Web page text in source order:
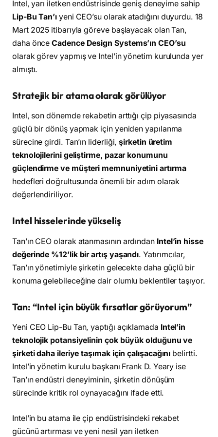
Intel, yarı iletken endüstrisinde geniş deneyime sahip
Lip-Bu Tan’ı yeni CEO’su olarak atadığını duyurdu. 18
Mart 2025 itibarıyla göreve başlayacak olan Tan,
daha önceCadence Design Systems’ın CEO’su
olarak görev yapmış ve Intel’in yönetim kurulunda yer
almıştı.
Stratejik bir atama olarak görülüyor
Intel, son dönemde rekabetin arttığı çip piyasasında
güçlü bir dönüş yapmak için yeniden yapılanma
sürecine girdi. Tan’ın liderliği,şirketin üretim
teknolojilerini geliştirme, pazar konumunu
güçlendirme ve müşteri memnuniyetini artırma
hedefleri doğrultusunda önemli bir adım olarak
değerlendiriliyor.
Intel hisselerinde yükseliş
Tan’ın CEO olarak atanmasının ardından Intel’in hisse
değerinde %12’lik bir artış yaşandı. Yatırımcılar,
Tan’ın yönetimiyle şirketin gelecekte daha güçlü bir
konuma gelebileceğine dair olumlu beklentiler taşıyor.
Tan: “Intel için büyük fırsatlar görüyorum”
Yeni CEO Lip-Bu Tan, yaptığı açıklamada Intel’in
teknolojik potansiyelinin çok büyük olduğunu ve
şirketi daha ileriye taşımak için çalışacağını belirtti.
Intel’in yönetim kurulu başkanı Frank D. Yeary ise
Tan’ın endüstri deneyiminin, şirketin dönüşüm
sürecinde kritik rol oynayacağını ifade etti.
Intel’in bu atama ile çip endüstrisindeki rekabet
gücünü artırması ve yeni nesil yarı iletken